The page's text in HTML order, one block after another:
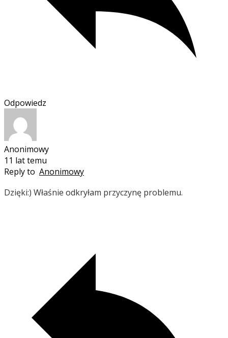
Odpowiedz
Anonimowy
11 lat temu
Reply to Anonimowy
Dzięki:) Właśnie odkryłam przyczynę problemu.